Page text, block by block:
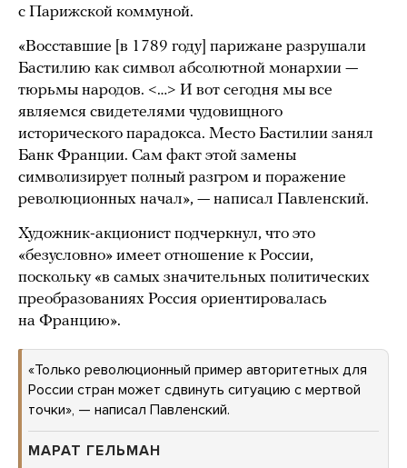
с Парижской коммуной.
«Восставшие [в 1789 году] парижане разрушали
Бастилию как символ абсолютной монархии —
тюрьмы народов. <…> И вот сегодня мы все
являемся свидетелями чудовищного
исторического парадокса. Место Бастилии занял
Банк Франции. Сам факт этой замены
символизирует полный разгром и поражение
революционных начал», — написал Павленский.
Художник-акционист подчеркнул, что это
«безусловно» имеет отношение к России,
поскольку «в самых значительных политических
преобразованиях Россия ориентировалась
на Францию».
«Только революционный пример авторитетных для
России стран может сдвинуть ситуацию с мертвой
точки», — написал Павленский.
МАРАТ ГЕЛЬМАН